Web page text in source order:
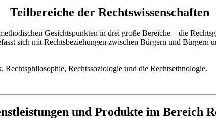
Teilbereiche der Rechtswissenschaften
Gesichtspunkten in drei große Bereiche – die
sich mit Rechtsbeziehungen zwischen Bürgern und Bürgern
Rechtssoziologie und die Rechtsethnologie.
und Produkte im Bereich